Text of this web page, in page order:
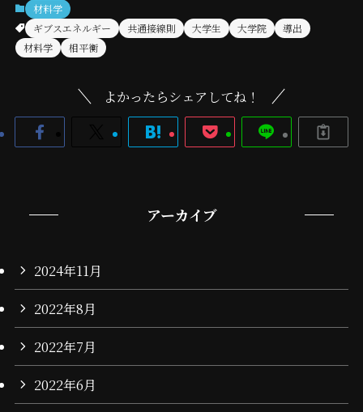
材料学
ギブスエネルギー
共通接線則 大学生 大学院
導出
材料学
相平衡
よかったらシェアしてね！
アーカイブ
2024年11月
2022年8月
2022年7月
2022年6月